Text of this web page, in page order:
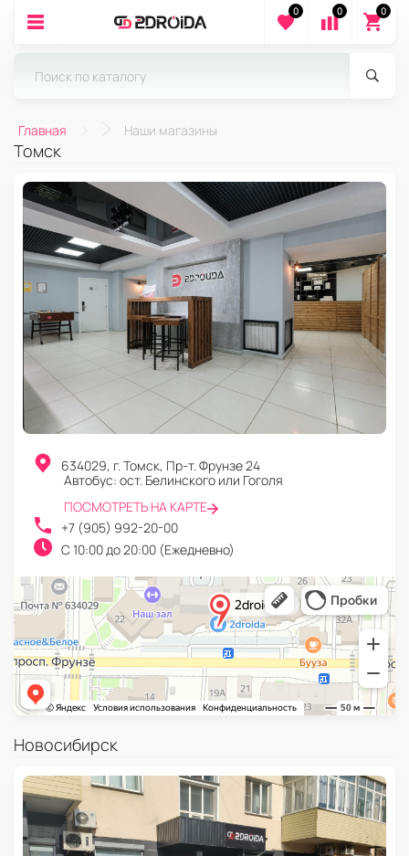
0 0 0
Главная Наши магазины
Томск
634029, г. Томск, Пр-т. Фрунзе 24
Автобус: ост. Белинского или Гоголя
ПОСМОТРЕТЬ НА КАРТЕ
+7 (905) 992-20-00
C 10:00 до 20:00 (Ежедневно)
Новосибирск